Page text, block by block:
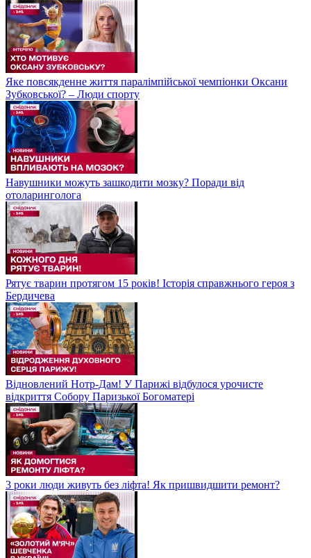
Яке повсякденне життя паралімпійської чемпіонки Оксани
Зубковської? – Люди спорту
Навушники можуть зашкодити мозку? Поради від
отоларинголога
Рятує тварин протягом 15 років! Історія справжнього героя з
Бердичева
Відновлений Нотр-Дам! У Парижі відбулося урочисте
відкриття Собору Паризької Богоматері
3 роки люди живуть без ліфта! Як пришвидшити ремонт?